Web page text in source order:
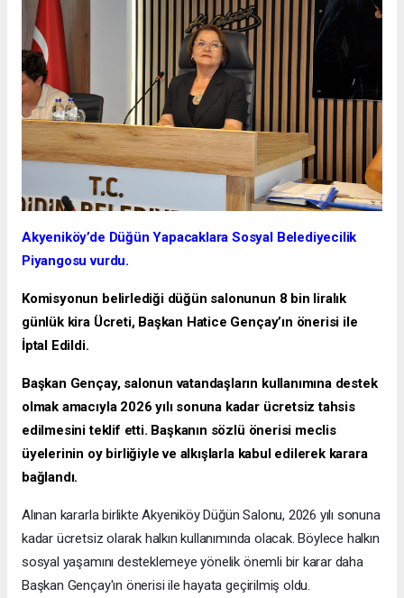
Akyeniköy’de Düğün Yapacaklara Sosyal Belediyecilik
Piyangosu vurdu.
Komisyonun belirlediği düğün salonunun 8 bin liralık
günlük kira Ücreti, Başkan Hatice Gençay’ın önerisi ile
İptal Edildi.
Başkan Gençay, salonun vatandaşların kullanımına destek
olmak amacıyla 2026 yılı sonuna kadar ücretsiz tahsis
edilmesini teklif etti. Başkanın sözlü önerisi meclis
üyelerinin oy birliğiyle ve alkışlarla kabul edilerek karara
bağlandı.
Alınan kararla birlikte Akyeniköy Düğün Salonu, 2026 yılı sonuna
kadar ücretsiz olarak halkın kullanımında olacak. Böylece halkın
sosyal yaşamını desteklemeye yönelik önemli bir karar daha
Başkan Gençay'ın önerisi ile hayata geçirilmiş oldu.